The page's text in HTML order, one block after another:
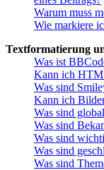
Warum muss
Wie markiere
Textformatierung
Was ist
Kann ich
Was sind
Kann ich
Was sind
Was sind
Was sind
Was sind
Was sind